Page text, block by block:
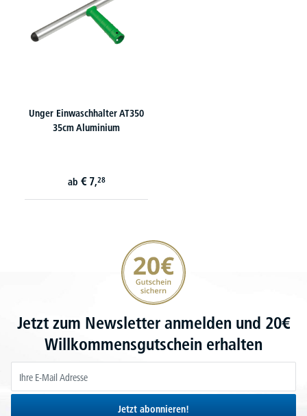
Unger Einwaschhalter AT350
35cm Aluminium
ab € 7,28
20€ Gutschein sichern
Jetzt zum Newsletter anmelden und 20€
Willkommensgutschein erhalten
Jetzt abonnieren!